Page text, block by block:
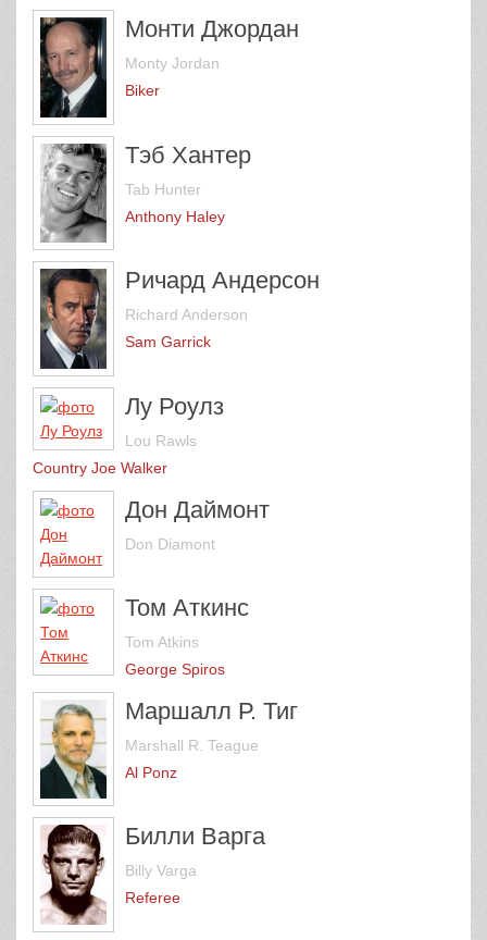
Монти Джордан
Monty Jordan
Biker
Тэб Хантер
Tab Hunter
Anthony Haley
Ричард Андерсон
Richard Anderson
Sam Garrick
Лу Роулз
Lou Rawls
Country Joe Walker
Дон Даймонт
Don Diamont
Том Аткинс
Tom Atkins
George Spiros
Маршалл Р. Тиг
Marshall R. Teague
Al Ponz
Билли Варга
Billy Varga
Referee